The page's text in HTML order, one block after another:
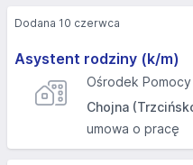
Asystent rodziny (k/m)
Ośrodek
Chojna
umowa o pracę
Dodana 10 czerwca